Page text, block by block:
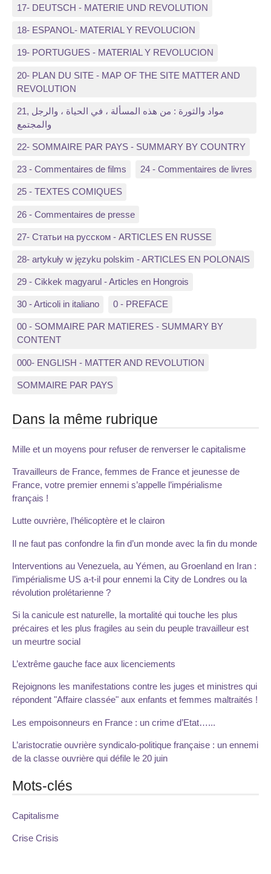
17- DEUTSCH - MATERIE UND REVOLUTION
18- ESPANOL- MATERIAL Y REVOLUCION
19- PORTUGUES - MATERIAL Y REVOLUCION
20- PLAN DU SITE - MAP OF THE SITE MATTER AND
REVOLUTION
21, مواد والثورة : من هذه المسألة ، في الحياة ، والرجل
والمجتمع
22- SOMMAIRE PAR PAYS - SUMMARY BY COUNTRY
23 - Commentaires de films 24 - Commentaires de livres
25 - TEXTES COMIQUES
26 - Commentaires de presse
27- Статьи на русском - ARTICLES EN RUSSE
28- artykuły w języku polskim - ARTICLES EN POLONAIS
29 - Cikkek magyarul - Articles en Hongrois
30 - Articoli in italiano 0 - PREFACE
00 - SOMMAIRE PAR MATIERES - SUMMARY BY
CONTENT
000- ENGLISH - MATTER AND REVOLUTION
SOMMAIRE PAR PAYS
Dans la même rubrique
Mille et un moyens pour refuser de renverser le capitalisme
Travailleurs de France, femmes de France et jeunesse de
France, votre premier ennemi s’appelle l’impérialisme
français !
Lutte ouvrière, l’hélicoptère et le clairon
Il ne faut pas confondre la fin d’un monde avec la fin du monde
Interventions au Venezuela, au Yémen, au Groenland en Iran :
l’impérialisme US a-t-il pour ennemi la City de Londres ou la
révolution prolétarienne ?
Si la canicule est naturelle, la mortalité qui touche les plus
précaires et les plus fragiles au sein du peuple travailleur est
un meurtre social
L’extrême gauche face aux licenciements
Rejoignons les manifestations contre les juges et ministres qui
répondent "Affaire classée" aux enfants et femmes maltraités !
Les empoisonneurs en France : un crime d’Etat…...
L’aristocratie ouvrière syndicalo-politique française : un ennemi
de la classe ouvrière qui défile le 20 juin
Mots-clés
Capitalisme
Crise Crisis